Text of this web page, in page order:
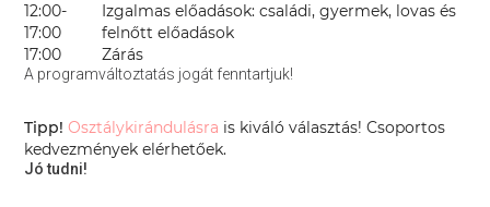
12:00-
17:00
Izgalmas előadások: családi, gyermek, lovas és
felnőtt előadások
17:00
Zárás
A programváltoztatás jogát fenntartjuk!
Tipp! Osztálykirándulásra is kiváló választás! Csoportos
kedvezmények elérhetőek.
Jó tudni!